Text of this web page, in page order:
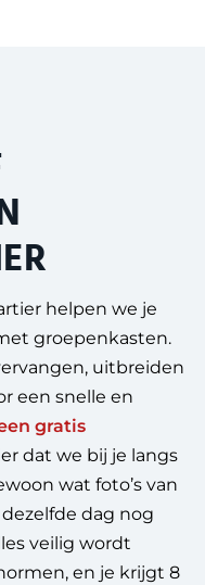
helpen we je
groepenkasten.
uitbreiden
een snelle en
gratis
dat we bij je langs
wat foto’s van
dag nog
veilig wordt
en je krijgt 8